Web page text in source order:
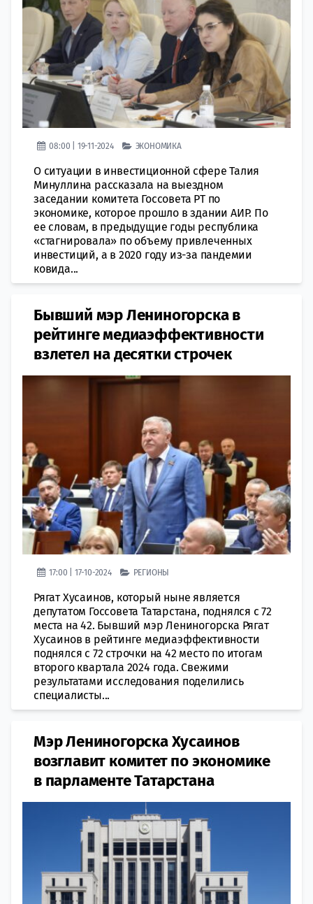
08:00 | 19-11-2024 ЭКОНОМИКА
О ситуации в инвестиционной сфере Талия
Минуллина рассказала на выездном
заседании комитета Госсовета РТ по
экономике, которое прошло в здании АИР. По
ее словам, в предыдущие годы республика
«стагнировала» по объему привлеченных
инвестиций, а в 2020 году из-за пандемии
ковида...
Бывший мэр Лениногорска в
рейтинге медиаэффективности
взлетел на десятки строчек
17:00 | 17-10-2024 РЕГИОНЫ
Рягат Хусаинов, который ныне является
депутатом Госсовета Татарстана, поднялся с 72
места на 42. Бывший мэр Лениногорска Рягат
Хусаинов в рейтинге медиаэффективности
поднялся с 72 строчки на 42 место по итогам
второго квартала 2024 года. Свежими
результатами исследования поделились
специалисты...
Мэр Лениногорска Хусаинов
возглавит комитет по экономике
в парламенте Татарстана